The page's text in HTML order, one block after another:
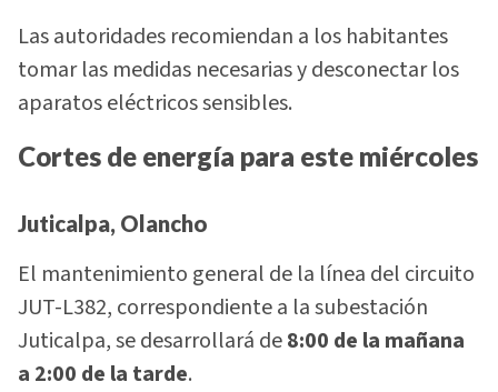
Las autoridades recomiendan a los habitantes
tomar las medidas necesarias y desconectar los
aparatos eléctricos sensibles.
Cortes de energía para este miércoles
Juticalpa, Olancho
El mantenimiento general de la línea del circuito
JUT-L382, correspondiente a la subestación
Juticalpa, se desarrollará de8:00 de la mañana
a 2:00 de la tarde.